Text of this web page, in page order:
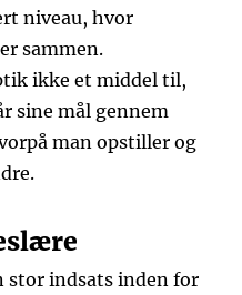
niveau, hvor
sammen.
ikke et middel til,
sine mål gennem
man opstiller og
stor indsats inden for